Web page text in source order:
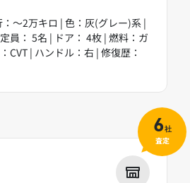
～2万キロ | 色：灰(グレー)系 |
員： 5名 | ドア： 4枚 | 燃料：ガ
CVT | ハンドル：右 | 修復歴：
6社
査定